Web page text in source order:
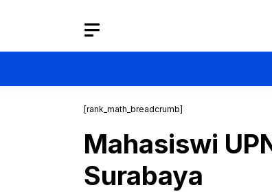
[rank_math_breadcrumb]
Mahasiswi
Surabaya